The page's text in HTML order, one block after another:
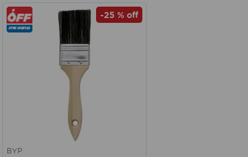
-25 % off
BYP